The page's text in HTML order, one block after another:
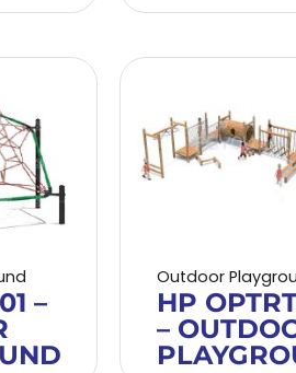
–
Outdoor
HP
–